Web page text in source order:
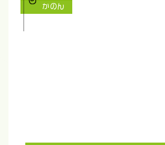
かのん